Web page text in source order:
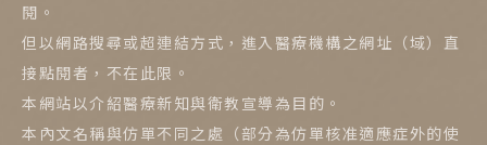
閱。
但以網路搜尋或超連結方式，進入醫療機構之網址（域）直
接點閱者，不在此限。
本網站以介紹醫療新知與衛教宣導為目的。
本內文名稱與仿單不同之處（部分為仿單核准適應症外的使